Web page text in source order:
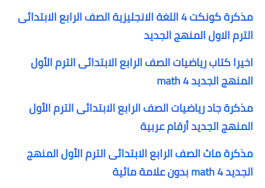
مذكرة كونكت 4 اللغة الانجليزية الصف الرابع الابتدائى
الترم الاول المنهج الجديد
اخيرا كتاب رياضيات الصف الرابع الابتدائى الترم الأول
المنهج الجديد math 4
مذكرة جاد رياضيات الصف الرابع الابتدائى الترم الأول
المنهج الجديد أرقام عربية
مذكرة ماث الصف الرابع الابتدائى الترم الأول المنهج
الجديد 4 math بدون علامة مائية